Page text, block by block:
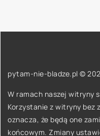
pytam-nie-bladze.pl ©
W ramach naszej witryny
Korzystanie z witryny bez
oznacza, że będą one
końcowym. Zmiany